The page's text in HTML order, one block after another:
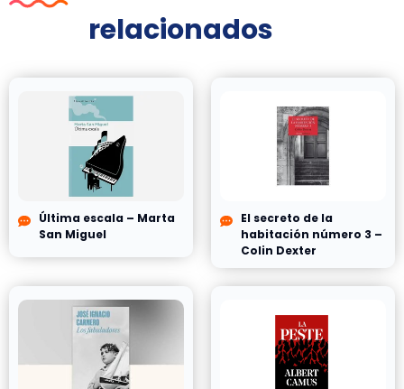
relacionados
Última escala – Marta
San Miguel
El secreto de la
habitación número 3 –
Colin Dexter